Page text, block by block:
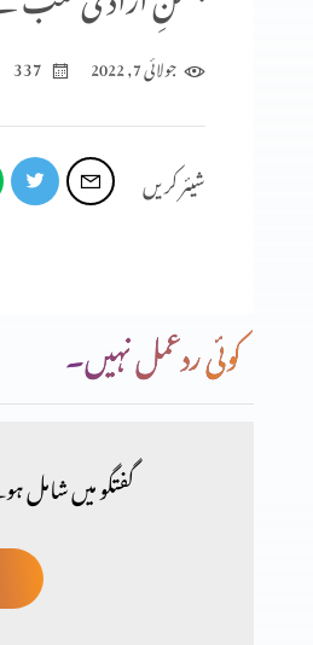
جولائی 7, 2022 337
شیئر کریں
کوئی ردعمل نہیں۔
گفتگو میں